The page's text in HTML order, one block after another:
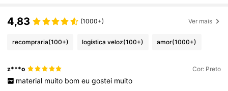
4,83 (1000+) Ver mais
recompraria(100+) logística veloz(100+) amor(1000+)
z***o Cor: Preto
material muito bom eu gostei muito